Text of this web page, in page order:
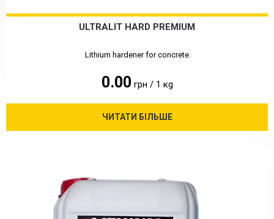
ULTRALIT HARD PREMIUM
Lithium hardener for concrete
0.00 грн / 1 кg
ЧИТАТИ БІЛЬШЕ